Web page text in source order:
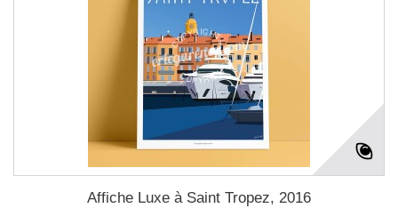
Affiche Luxe à Saint Tropez, 2016